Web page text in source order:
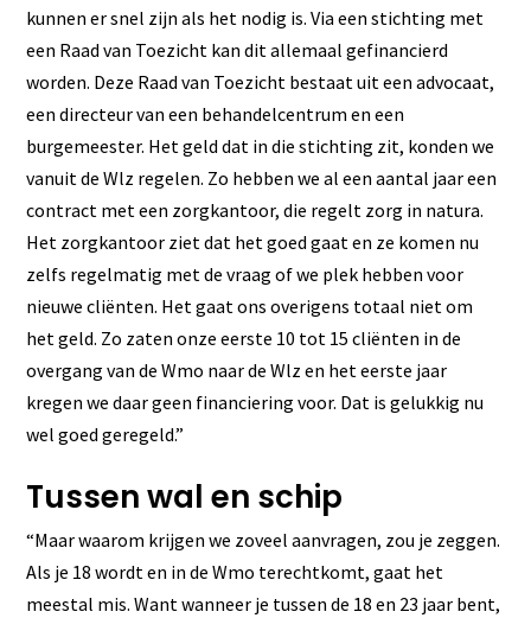
kunnen er snel zijn als het nodig is. Via een stichting met
een Raad van Toezicht kan dit allemaal gefinancierd
worden. Deze Raad van Toezicht bestaat uit een advocaat,
een directeur van een behandelcentrum en een
burgemeester. Het geld dat in die stichting zit, konden we
vanuit de Wlz regelen. Zo hebben we al een aantal jaar een
contract met een zorgkantoor, die regelt zorg in natura.
Het zorgkantoor ziet dat het goed gaat en ze komen nu
zelfs regelmatig met de vraag of we plek hebben voor
nieuwe cliënten. Het gaat ons overigens totaal niet om
het geld. Zo zaten onze eerste 10 tot 15 cliënten in de
overgang van de Wmo naar de Wlz en het eerste jaar
kregen we daar geen financiering voor. Dat is gelukkig nu
wel goed geregeld.”
Tussen wal en schip
“Maar waarom krijgen we zoveel aanvragen, zou je zeggen.
Als je 18 wordt en in de Wmo terechtkomt, gaat het
meestal mis. Want wanneer je tussen de 18 en 23 jaar bent,